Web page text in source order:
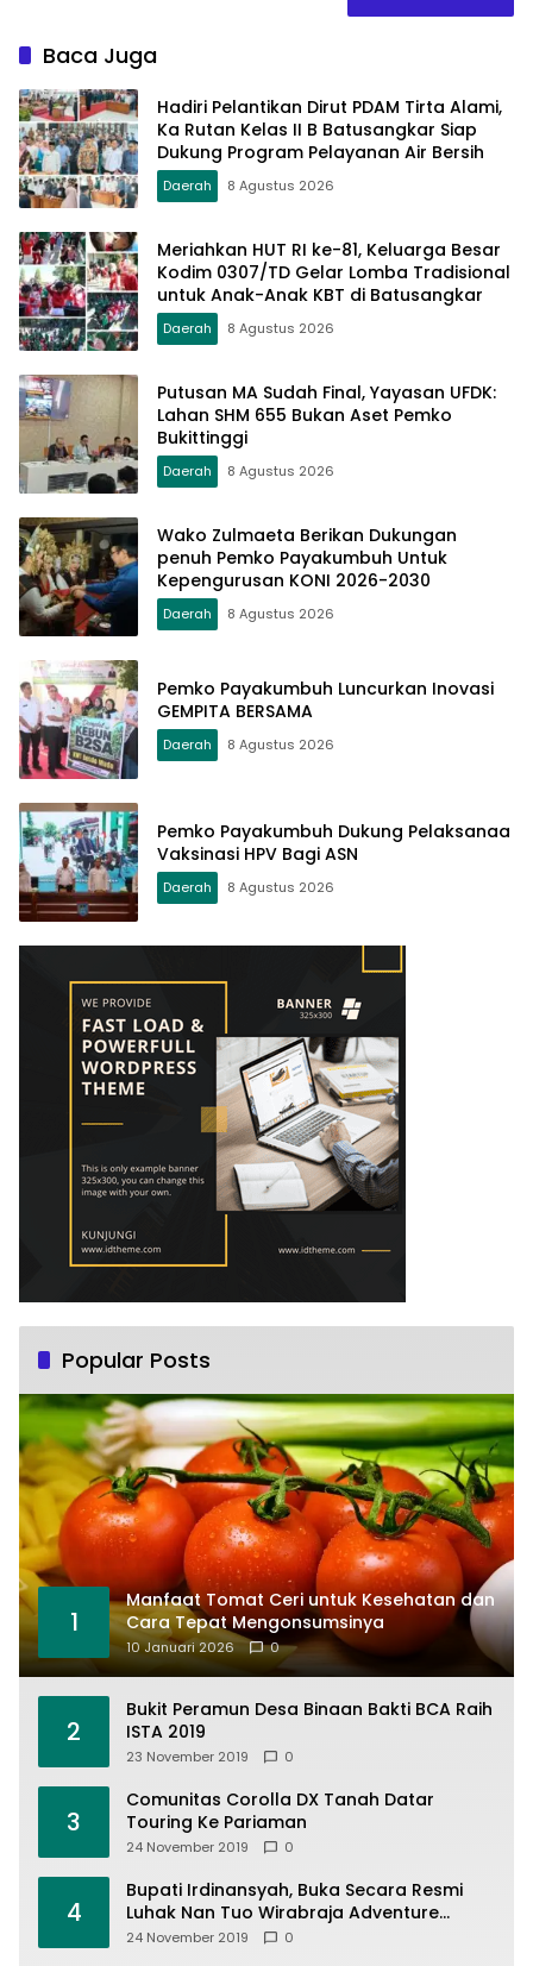
Baca Juga
Hadiri Pelantikan Dirut PDAM Tirta Alami,
Ka Rutan Kelas II B Batusangkar Siap
Dukung Program Pelayanan Air Bersih
Daerah 8 Agustus 2026
Meriahkan HUT RI ke-81, Keluarga Besar
Kodim 0307/TD Gelar Lomba Tradisional
untuk Anak-Anak KBT di Batusangkar
Daerah 8 Agustus 2026
Putusan MA Sudah Final, Yayasan UFDK:
Lahan SHM 655 Bukan Aset Pemko
Bukittinggi
Daerah 8 Agustus 2026
Wako Zulmaeta Berikan Dukungan
penuh Pemko Payakumbuh Untuk
Kepengurusan KONI 2026-2030
Daerah 8 Agustus 2026
Pemko Payakumbuh Luncurkan Inovasi
GEMPITA BERSAMA
Daerah 8 Agustus 2026
Pemko Payakumbuh Dukung Pelaksanaa
Vaksinasi HPV Bagi ASN
Daerah 8 Agustus 2026
Popular Posts
1
Manfaat Tomat Ceri untuk Kesehatan dan
Cara Tepat Mengonsumsinya
10 Januari 2026 0
2
Bukit Peramun Desa Binaan Bakti BCA Raih
ISTA 2019
23 November 2019 0
3
Comunitas Corolla DX Tanah Datar
Touring Ke Pariaman
24 November 2019 0
4
Bupati Irdinansyah, Buka Secara Resmi
Luhak Nan Tuo Wirabraja Adventure
Offroad 2019
24 November 2019 0